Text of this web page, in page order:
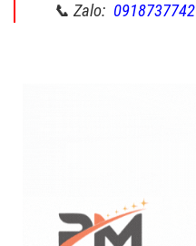
📞 Zalo: 0918737742